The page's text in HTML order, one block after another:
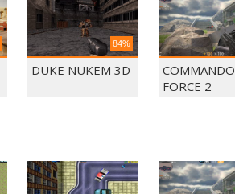
84%
DUKE NUKEM 3D
COMMANDO
FORCE 2